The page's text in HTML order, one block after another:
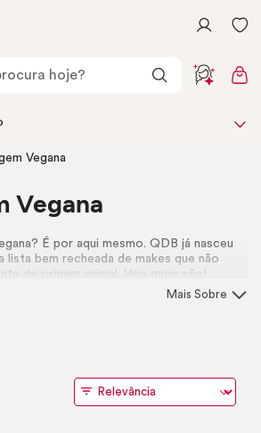
Vegana
Vegana
É por aqui mesmo. QDB já nasceu
lista bem recheada demakes que não
de origem animal. Veja quais são!
Mais Sobre